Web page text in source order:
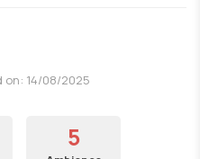
on: 14/08/2025
5